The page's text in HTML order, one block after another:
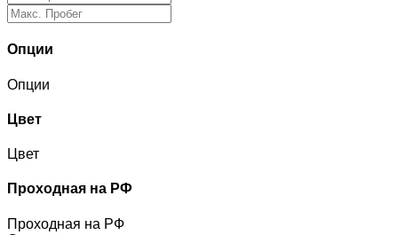
Опции
Опции
Цвет
Цвет
Проходная на РФ
Проходная на РФ